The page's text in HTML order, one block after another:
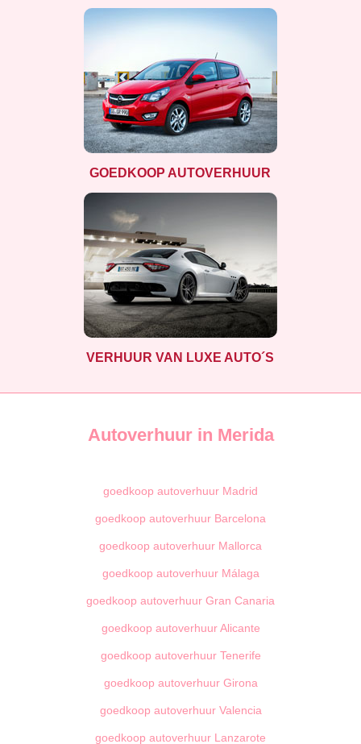
GOEDKOOP AUTOVERHUUR
VERHUUR VAN LUXE AUTO´S
Autoverhuur in Merida
goedkoop autoverhuur Madrid
goedkoop autoverhuur Barcelona
goedkoop autoverhuur Mallorca
goedkoop autoverhuur Málaga
goedkoop autoverhuur Gran Canaria
goedkoop autoverhuur Alicante
goedkoop autoverhuur Tenerife
goedkoop autoverhuur Girona
goedkoop autoverhuur Valencia
goedkoop autoverhuur Lanzarote